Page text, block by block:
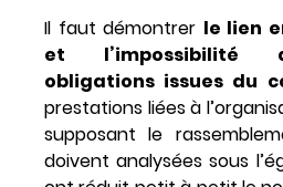
Il faut démontrer le lien
et l’impossibilité
obligations issues du
prestations liées à
supposant le
doivent analysées sous